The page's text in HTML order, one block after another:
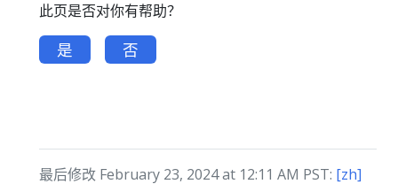
此页是否对你有帮助？
是 否
最后修改 February 23, 2024 at 12:11 AM PST: [zh]